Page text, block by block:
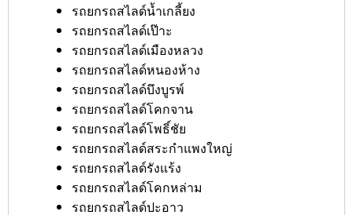
รถยกรถสไลด์น้ำเกลี้ยง
รถยกรถสไลด์เป๊าะ
รถยกรถสไลด์เมืองหลวง
รถยกรถสไลด์หนองห้าง
รถยกรถสไลด์บึงบูรพ์
รถยกรถสไลด์โคกจาน
รถยกรถสไลด์โพธิ์ชัย
รถยกรถสไลด์สระกำแพงใหญ่
รถยกรถสไลด์รังแร้ง
รถยกรถสไลด์โคกหล่าม
รถยกรถสไลด์ปะอาว